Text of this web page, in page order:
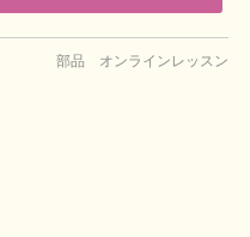
部品 オンラインレッスン